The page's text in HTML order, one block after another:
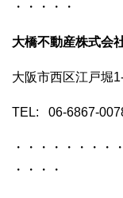
・・・・・
大橋不動産株式会
大阪市西区江戸堀
TEL: 06-6867-
・・・・・・・・
・・・・